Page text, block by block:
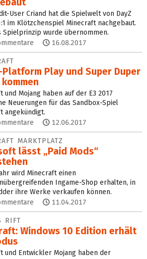
User Criand hat die Spielwelt von DayZ
im Klötzchenspiel Minecraft nachgebaut.
Spielprinzip wurde übernommen.
16.08.2017
Platform Play und Super Duper
und Mojang haben auf der E3 2017
Neuerungen für das Sandbox-Spiel
angekündigt.
12.06.2017
MARKTPLATZ
lässt „Paid Mods“
wird Minecraft einen
Ingame-Shop erhalten, in
ihre Werke verkaufen können.
11.04.2017
RIFT
Windows 10 Edition erhält
und Entwickler Mojang haben der